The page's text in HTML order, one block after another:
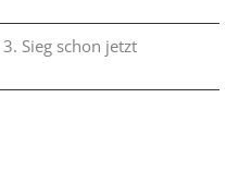
Sieg schon jetzt